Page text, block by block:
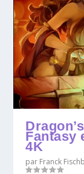
Fantasy
4K
par Franck